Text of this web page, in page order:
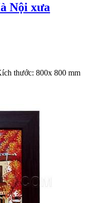
Nội xưa
thước: 800x 800 mm